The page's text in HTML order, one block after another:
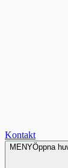
Kontakt
MENYÖppna